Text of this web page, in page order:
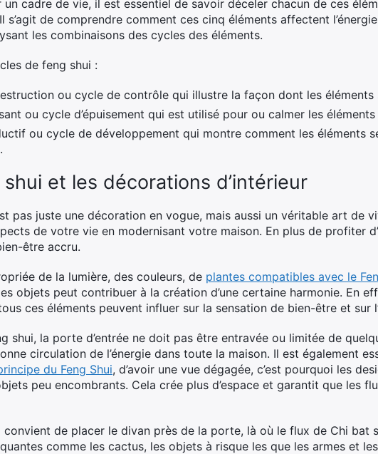
un cadre de vie, il est essentiel de savoir déceler chacun de ces
s’agit de comprendre comment ces cinq éléments affectent
les combinaisons des cycles des éléments.
de feng shui :
ou cycle de contrôle qui illustre la façon dont les éléments
ou cycle d’épuisement qui est utilisé pour ou calmer les
ou cycle de développement qui montre comment les éléments
et les décorations d’intérieur
pas juste une décoration en vogue, mais aussi un véritable art de
de votre vie en modernisant votre maison. En plus de profiter
être accru.
de la lumière, des couleurs, de plantes compatibles avec le
objets peut contribuer à la création d’une certaine harmonie. En
ces éléments peuvent influer sur la sensation de bien-être et sur
shui, la porte d’entrée ne doit pas être entravée ou limitée de
circulation de l’énergie dans toute la maison. Il est également
du Feng Shui, d’avoir une vue dégagée, c’est pourquoi les
peu encombrants. Cela crée plus d’espace et garantit que les
convient de placer le divan près de la porte, là où le flux de Chi bat
comme les cactus, les objets à risque les que les armes et